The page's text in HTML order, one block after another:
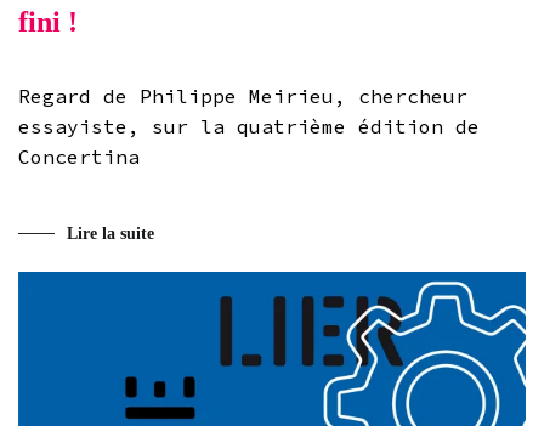
fini !
Regard de Philippe Meirieu, chercheur
essayiste, sur la quatrième édition de
Concertina
Lire la suite